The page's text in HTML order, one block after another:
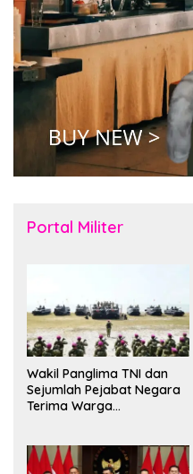
Portal Militer
Wakil Panglima TNI dan
Sejumlah Pejabat Negara
Terima Warga